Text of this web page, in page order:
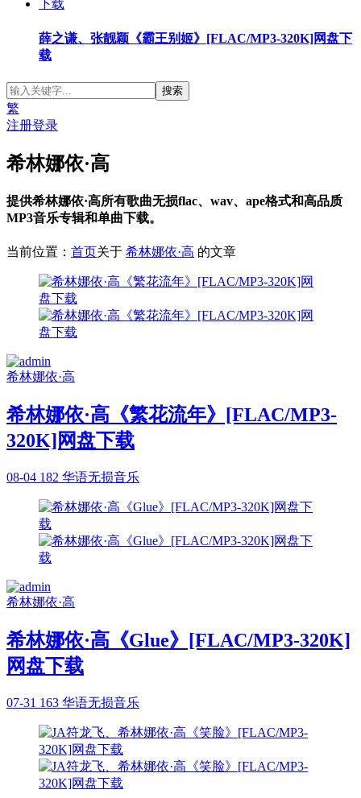
薛之谦、张靓颖《霸王别姬》[FLAC/MP3-320K]网盘下
载
繁
注册登录
希林娜依·高
提供希林娜依·高所有歌曲无损flac、wav、ape格式和高品质
MP3音乐专辑和单曲下载。
当前位置： 首页关于 希林娜依·高 的文章
希林娜依·高
希林娜依·高《繁花流年》[FLAC/MP3-
320K]网盘下载
08-04 182 华语无损音乐
希林娜依·高
希林娜依·高《Glue》[FLAC/MP3-320K]
网盘下载
07-31 163 华语无损音乐